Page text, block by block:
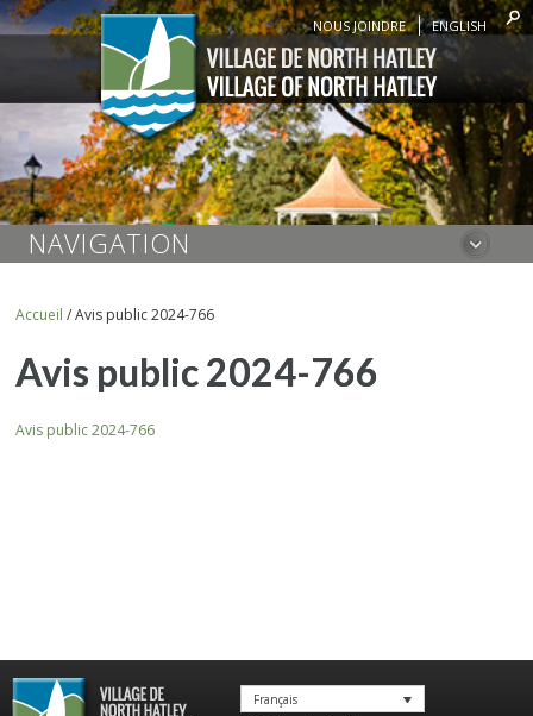
NOUS JOINDRE ENGLISH
NAVIGATION
Accueil /Avis public 2024-766
Avis public 2024-766
Avis public 2024-766
Français